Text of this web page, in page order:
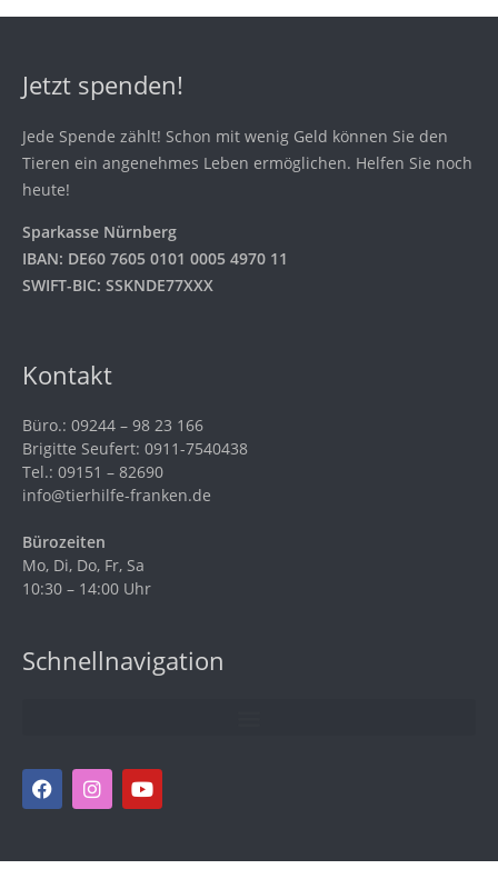
Jetzt spenden!
Jede Spende zählt! Schon mit wenig Geld können Sie den
Tieren ein angenehmes Leben ermöglichen. Helfen Sie noch
heute!
Sparkasse Nürnberg
IBAN: DE60 7605 0101 0005 4970 11
SWIFT-BIC: SSKNDE77XXX
Kontakt
Büro.: 09244 – 98 23 166
Brigitte Seufert: 0911-7540438
Tel.: 09151 – 82690
info@tierhilfe-franken.de
Bürozeiten
Mo, Di, Do, Fr, Sa
10:30 – 14:00 Uhr
Schnellnavigation